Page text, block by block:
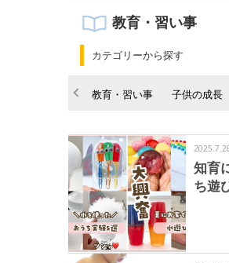
教育・習い事
カテゴリーから探す
教育・習い事 子供の成長
知育
ち遊